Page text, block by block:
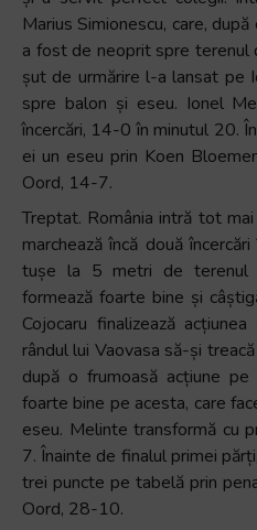
Marius Simionescu, care,
a fost de neoprit spre terenul
șut de urmărire l-a lansat pe
spre balon și eseu. Ionel
încercări, 14-0 în minutul 20.
ei un eseu prin Koen
Oord, 14-7.
Treptat. România intră tot
marchează încă două
tușe la 5 metri de terenul
formează foarte bine și
Cojocaru finalizează
rândul lui Vaovasa să-și
după o frumoasă acțiune
foarte bine pe acesta, care
eseu. Melinte transformă cu
7. Înainte de finalul primei
trei puncte pe tabelă prin
Oord, 28-10.